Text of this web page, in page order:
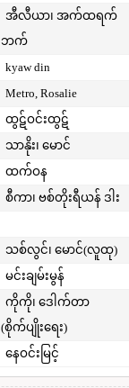
အီလီယာ၊ အက်ထရက်
ဘက်
kyaw din
Metro, Rosalie
ထွဋ်ဝင်းထွဋ်
သာနိုး၊ မောင်
ထက်ဝန
စီကာ၊ ဗစ်တိုးရီယန် ဒါး
သစ်လွင်၊ မောင်(လူထု)
မင်းချမ်းမွန်
ကိုကို၊ ဒေါက်တာ
(စိုက်ပျိုးရေး)
နေဝင်းမြင့်